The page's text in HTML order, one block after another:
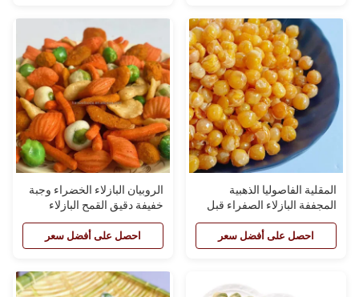
المقلية الفاصوليا الذهبية
المجففة البازلاء الصفراء قبل
العشاء وجبات خفيفة مملحة
احصل على أفضل سعر
الروبيان البازلاء الخضراء وجبة
خفيفة دقيق القمح البازلاء
المقرمشة سناك الفول العريض
احصل على أفضل سعر